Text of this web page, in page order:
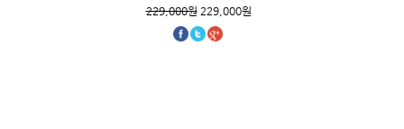
229,000원229,000원